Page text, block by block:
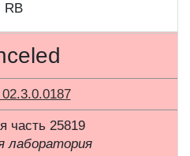
RB
часть 25819
лаборатория